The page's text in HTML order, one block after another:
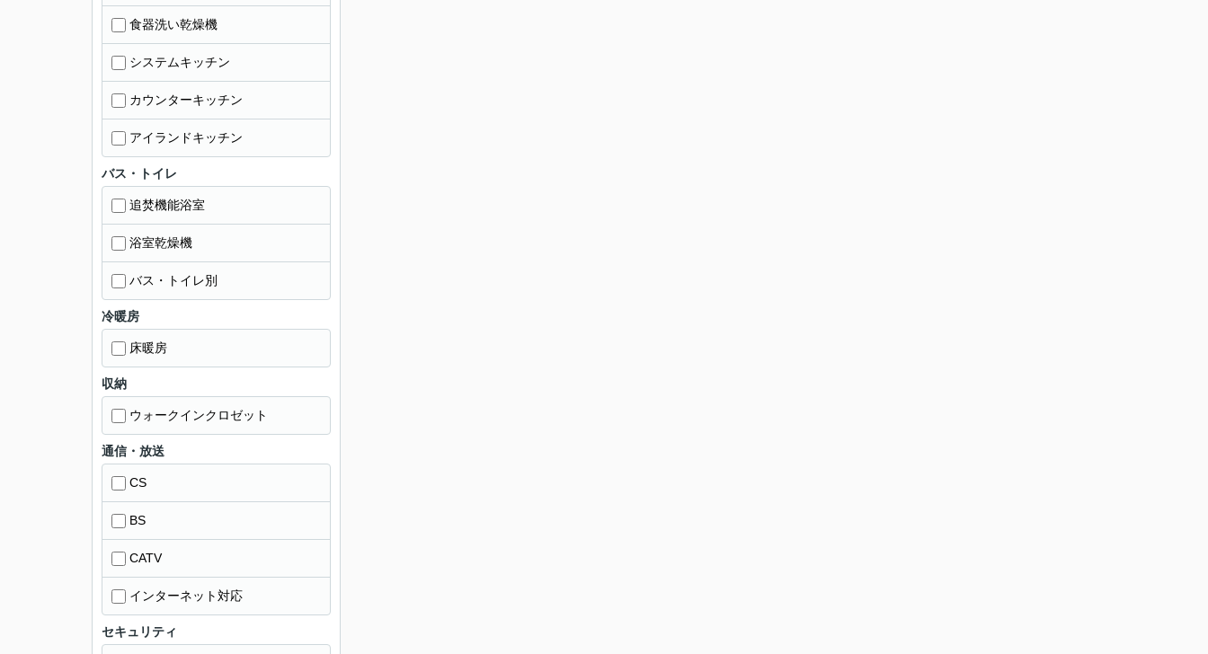
食器洗い乾燥機
システムキッチン
カウンターキッチン
アイランドキッチン
バス・トイレ
追焚機能浴室
浴室乾燥機
バス・トイレ別
冷暖房
床暖房
収納
ウォークインクロゼット
通信・放送
CS
BS
CATV
インターネット対応
セキュリティ